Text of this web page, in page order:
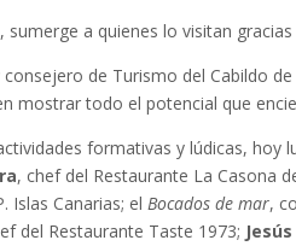
sumerge a quienes lo visitan
consejero de Turismo del Cabildo
mostrar todo el potencial que
formativas y lúdicas,
, chef del Restaurante La Casona
Islas Canarias; elBocados de mar,
del Restaurante Taste 1973;